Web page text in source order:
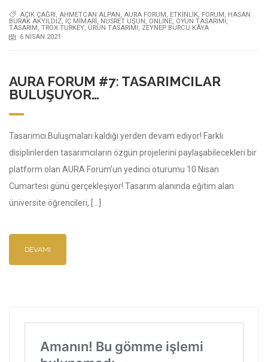
AÇIK ÇAĞRI, AHMETCAN ALPAN, AURA FORUM, ETKINLIK, FORUM, HASAN
BURAK AKYILDIZ, İÇ MIMARI , NUSRET UŞUN , ONLINE, OYUN TASARIMI ,
TASARIM , TROX TURKEY, ÜRÜN TASARIMI , ZEYNEP BURCU KÂYA
6 NISAN 2021
AURA FORUM #7: TASARIMCILAR
BULUŞUYOR…
Tasarımcı Buluşmaları kaldığı yerden devam ediyor! Farklı
disiplinlerden tasarımcıların özgün projelerini paylaşabilecekleri bir
platform olan AURA Forum’un yedinci oturumu 10 Nisan
Cumartesi günü gerçekleşiyor! Tasarım alanında eğitim alan
üniversite öğrencileri, […]
DEVAMI